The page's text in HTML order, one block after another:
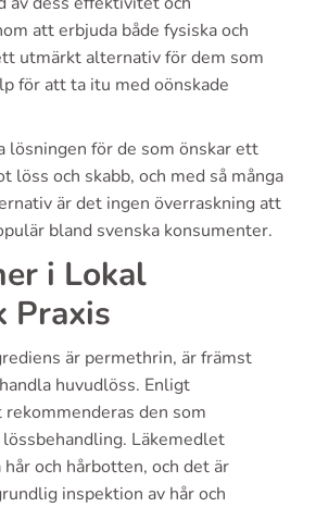
att erbjuda både fysiska och
utmärkt alternativ för dem som
för att ta itu med oönskade
lösningen för de som önskar ett
löss och skabb, och med så många
är det ingen överraskning att
bland svenska konsumenter.
i Lokal
Praxis
är permethrin, är främst
huvudlöss. Enligt
den som
Läkemedlet
och hårbotten, och det är
inspektion av hår och